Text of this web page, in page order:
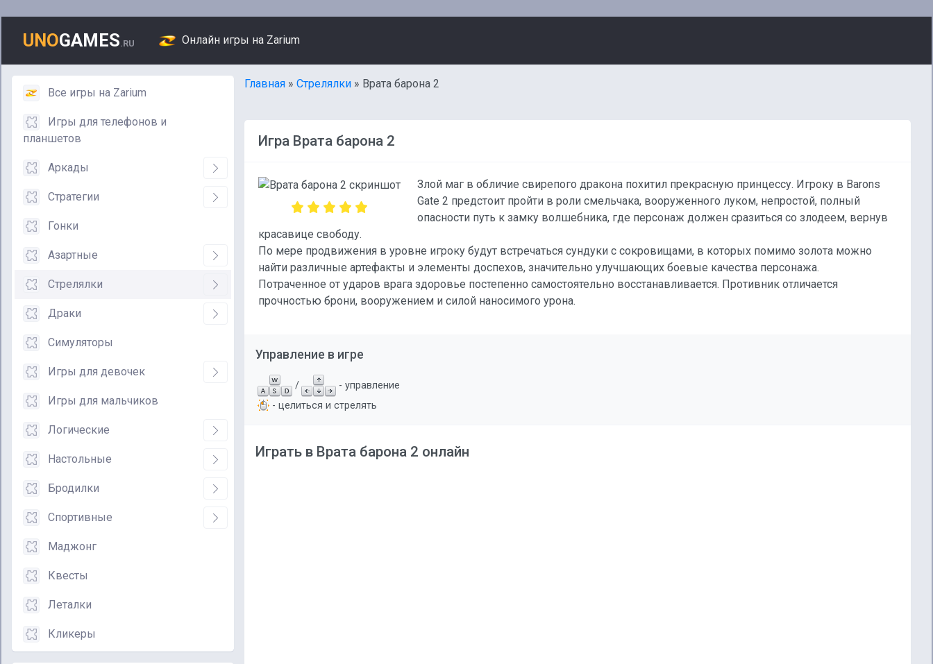
UNOGAMES.RU Онлайн игры на Zarium
Все игры на Zarium
Игры для телефонов и
планшетов
Аркады
Стратегии
Гонки
Азартные
Стрелялки
Драки
Симуляторы
Игры для девочек
Игры для мальчиков
Логические
Настольные
Бродилки
Спортивные
Маджонг
Квесты
Леталки
Кликеры
Главная » Стрелялки » Врата барона 2
Игра Врата барона 2
Злой маг в обличие свирепого дракона похитил прекрасную принцессу. Игроку в Barons
Gate 2 предстоит пройти в роли смельчака, вооруженного луком, непростой, полный
опасности путь к замку волшебника, где персонаж должен сразиться со злодеем, вернув
красавице свободу.
По мере продвижения в уровне игроку будут встречаться сундуки с сокровищами, в которых помимо золота можно
найти различные артефакты и элементы доспехов, значительно улучшающих боевые качества персонажа.
Потраченное от ударов врага здоровье постепенно самостоятельно восстанавливается. Противник отличается
прочностью брони, вооружением и силой наносимого урона.
Управление в игре
/
- управление
- целиться и стрелять
Играть в Врата барона 2 онлайн